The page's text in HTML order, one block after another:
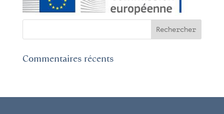
Commentaires récents